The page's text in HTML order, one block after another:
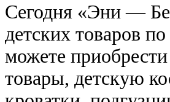
Cегодня «Эни —
детских товаров
можете
товары, детскую